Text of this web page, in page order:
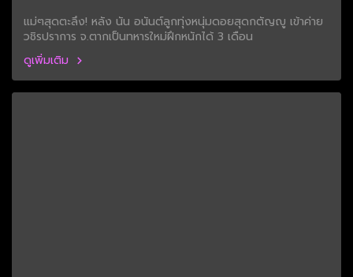
แม่ๆสุดตะลึง! หลัง นัน อนันต์ลูกทุ่งหนุ่มดอยสุดกตัญญู เข้าค่าย
วชิรปราการ จ.ตากเป็นทหารใหม่ฝึกหนักได้ 3 เดือน
ดูเพิ่มเติม